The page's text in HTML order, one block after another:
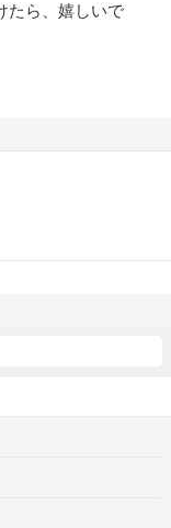
たら、嬉しいで